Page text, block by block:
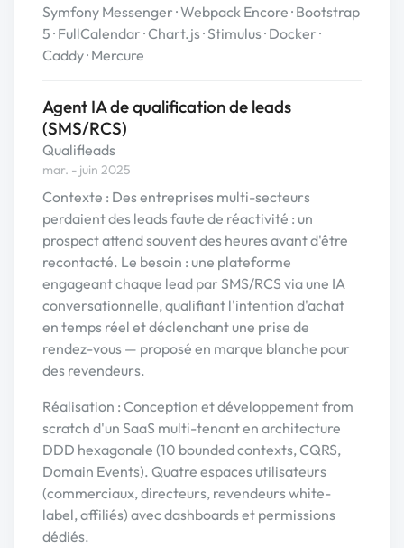
Symfony Messenger · Webpack Encore · Bootstrap
5 · FullCalendar · Chart.js · Stimulus · Docker ·
Caddy · Mercure
Agent IA de qualification de leads
(SMS/RCS)
Qualifleads
mar. - juin 2025
Contexte : Des entreprises multi-secteurs
perdaient des leads faute de réactivité : un
prospect attend souvent des heures avant d'être
recontacté. Le besoin : une plateforme
engageant chaque lead par SMS/RCS via une IA
conversationnelle, qualifiant l'intention d'achat
en temps réel et déclenchant une prise de
rendez-vous — proposé en marque blanche pour
des revendeurs.
Réalisation : Conception et développement from
scratch d'un SaaS multi-tenant en architecture
DDD hexagonale (10 bounded contexts, CQRS,
Domain Events). Quatre espaces utilisateurs
(commerciaux, directeurs, revendeurs white-
label, affiliés) avec dashboards et permissions
dédiés.